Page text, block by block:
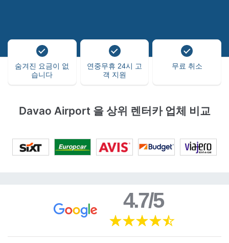
숨겨진 요금이 없
습니다
연중무휴 24시 고
객 지원
무료 취소
Davao Airport 을 상위 렌터카 업체 비교
4.7/5